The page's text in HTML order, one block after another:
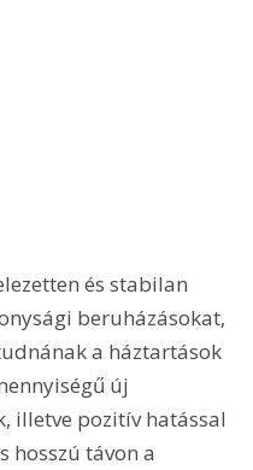
és stabilan
beruházásokat,
a háztartások
új
illetve pozitív hatással
hosszú távon a